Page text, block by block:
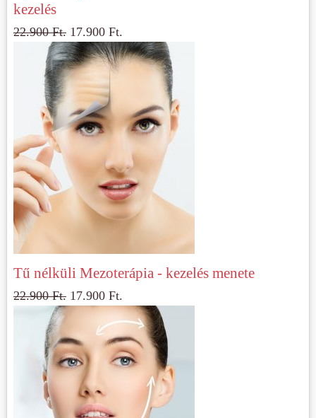
kezelés
22.900Ft. 17.900Ft.
Tű nélküli Mezoterápia - kezelés menete
22.900Ft. 17.900Ft.